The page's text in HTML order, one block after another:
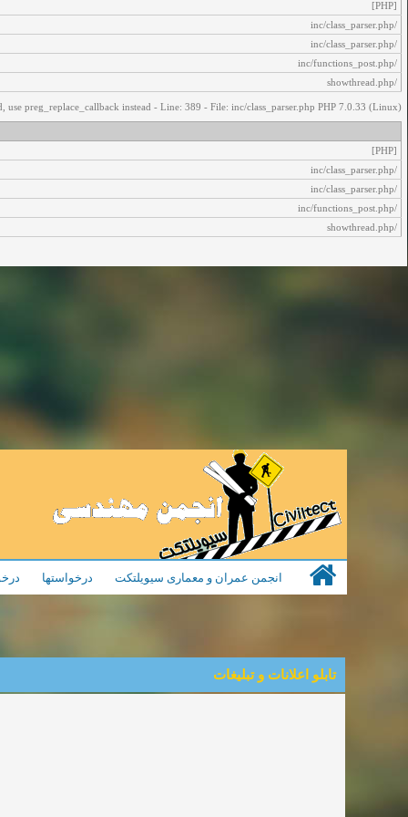
[PHP]
/inc/class_parser.php
/inc/class_parser.php
/inc/functions_post.php
/showthread.php
preg_replace_callback instead - Line: 389 - File: inc/class_parser.php PHP 7.0.33 (Linux)
[PHP]
/inc/class_parser.php
/inc/class_parser.php
/inc/functions_post.php
/showthread.php
انجمن عمران و معماری سیویلتکت درخواستها
تابلو اعلانات و تبلیغات